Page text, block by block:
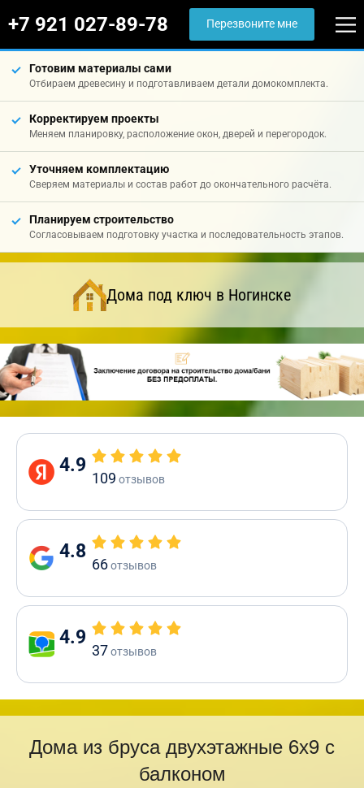
+7 921 027-89-78 Перезвоните мне
Готовим материалы сами
Отбираем древесину и подготавливаем детали домокомплекта.
Корректируем проекты
Меняем планировку, расположение окон, дверей и перегородок.
Уточняем комплектацию
Сверяем материалы и состав работ до окончательного расчёта.
Планируем строительство
Согласовываем подготовку участка и последовательность этапов.
Дома под ключ в Ногинске
4.9
109 отзывов
4.8
66отзывов
4.9
37отзывов
Дома из бруса двухэтажные 6х9 с
балконом